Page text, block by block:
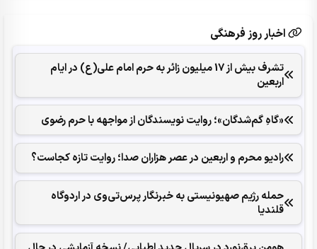
اخبار روز فرهنگی
تشرف بیش از 17 میلیون زائر به حرم امام علی(ع) در ایام
اربعین
«گاهِ گم‌شدگان»؛ روایت نویسندگان از مواجهه با حرم رضوی
رادیو محرم و اربعین در عصر هزاران صدا؛ روایت تازه کجاست؟
حمله رژیم صهیونیستی به خبرنگار پرس‌تی‌وی در اردوگاه
قلندیا